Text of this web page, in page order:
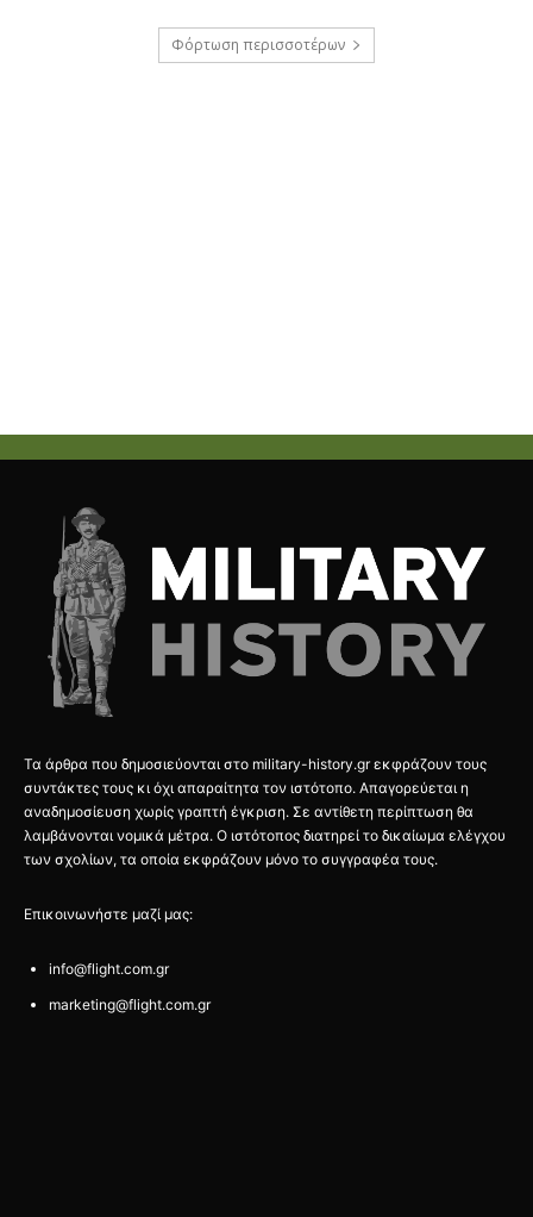
Φόρτωση περισσοτέρων
Τα άρθρα που δημοσιεύονται στο military-history.gr εκφράζουν τους
συντάκτες τους κι όχι απαραίτητα τον ιστότοπο. Απαγορεύεται η
αναδημοσίευση χωρίς γραπτή έγκριση. Σε αντίθετη περίπτωση θα
λαμβάνονται νομικά μέτρα. Ο ιστότοπος διατηρεί το δικαίωμα ελέγχου
των σχολίων, τα οποία εκφράζουν μόνο το συγγραφέα τους.
Επικοινωνήστε μαζί μας:
info@flight.com.gr
marketing@flight.com.gr